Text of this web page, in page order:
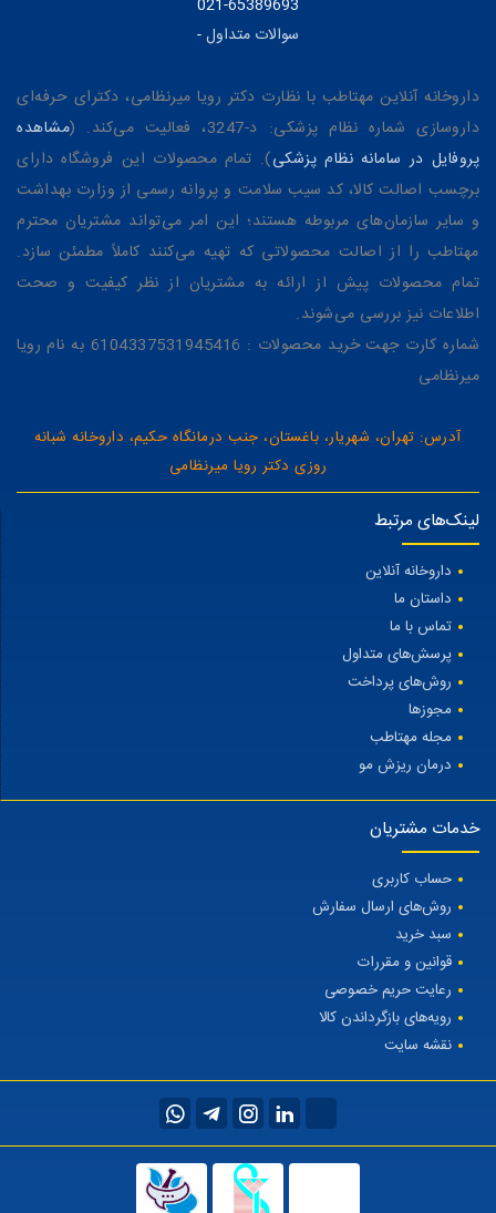
021-65389693
سوالات متداول-
داروخانه آنلاین مهتاطب با نظارت دکتر رویا میرنظامی، دکترای حرفه‌ای
داروسازی شماره نظام پزشکی: د-3247، فعالیت می‌کند. (
مشاهده
پروفایل در سامانه نظام پزشکی). تمام محصولات این فروشگاه دارای
برچسب اصالت کالا، کد سیب سلامت و پروانه رسمی از وزارت بهداشت
و سایر سازمان‌های مربوطه هستند؛ این امر می‌تواند مشتریان محترم
مهتاطب را از اصالت محصولاتی که تهیه می‌کنند کاملاً مطمئن سازد.
تمام محصولات پیش از ارائه به مشتریان از نظر کیفیت و صحت
اطلاعات نیز بررسی می‌شوند.
شماره کارت جهت خرید محصولات : 6104337531945416 به نام رویا
میرنظامی
آدرس: تهران، شهریار، باغستان، جنب درمانگاه حکیم، داروخانه شبانه
روزی دکتر رویا میرنظامی
لینک‌های مرتبط
داروخانه آنلاین
داستان ما
تماس با ما
پرسش‌های متداول
روش‌های پرداخت
مجوزها
مجله مهتاطب
درمان ریزش مو
خدمات مشتریان
حساب کاربری
روش‌های ارسال سفارش
سبد خرید
قوانین و مقررات
رعایت حریم خصوصی
رویه‌های بازگرداندن کالا
نقشه سایت